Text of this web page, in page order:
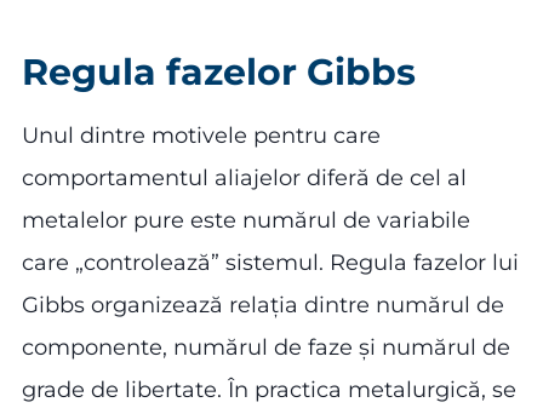
Regula fazelor Gibbs
Unul dintre motivele pentru care
comportamentul aliajelor diferă de cel al
metalelor pure este numărul de variabile
care „controlează” sistemul. Regula fazelor lui
Gibbs organizează relația dintre numărul de
componente, numărul de faze și numărul de
grade de libertate. În practica metalurgică, se